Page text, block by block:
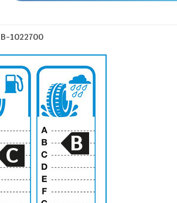
B-1022700
C B